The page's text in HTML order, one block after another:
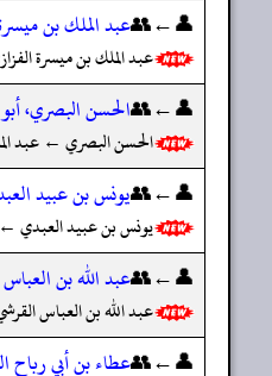
👤←👥عبد الملك بن
عبد الملك بن ميسرة
👤←👥الحسن البصري،
الحسن البصري ← عبد
👤←👥يونس بن عبيد
يونس بن عبيد العبدي
👤←👥عبد الله بن
عبد الله بن العباس
👤←👥عطاء بن أبي رباح